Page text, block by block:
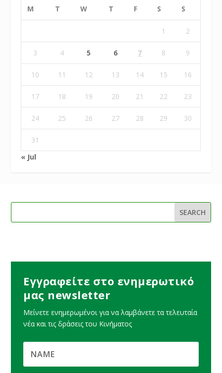
M T W T F S S
1 2
3 4 5 6 7 8 9
10 11 12 13 14 15 16
17 18 19 20 21 22 23
24 25 26 27 28 29 30
31
« Jul
Εγγραφείτε στο ενημερωτικό
μας newsletter
Μείνετε ενημερωμένοι για να λαμβάνετε τα τελευταία
νέα και τις δράσεις του Κινήματος